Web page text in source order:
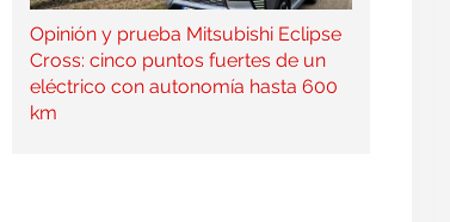
Opinión y prueba Mitsubishi Eclipse
Cross: cinco puntos fuertes de un
eléctrico con autonomía hasta 600
km